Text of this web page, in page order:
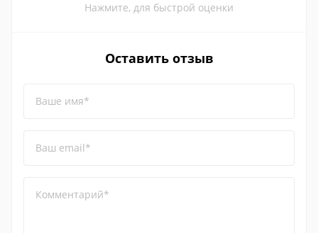
Нажмите, для быстрой оценки
Оставить отзыв
Ваше имя*
Ваш email*
Комментарий*